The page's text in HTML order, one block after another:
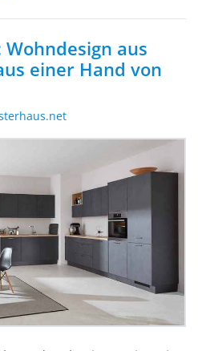
aus
einer Hand von